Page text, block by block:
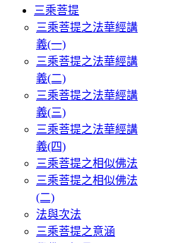
三乘菩提
三乘菩提之法華經講
義(一)
三乘菩提之法華經講
義(二)
三乘菩提之法華經講
義(三)
三乘菩提之法華經講
義(四)
三乘菩提之相似佛法
三乘菩提之相似佛法
(二)
法與次法
三乘菩提之意涵